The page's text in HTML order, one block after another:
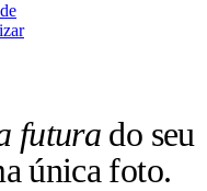
futura do seu
única foto.